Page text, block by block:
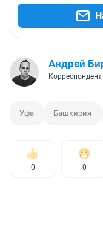
Андрей
Корреспондент
Уфа Башкирия
0 0